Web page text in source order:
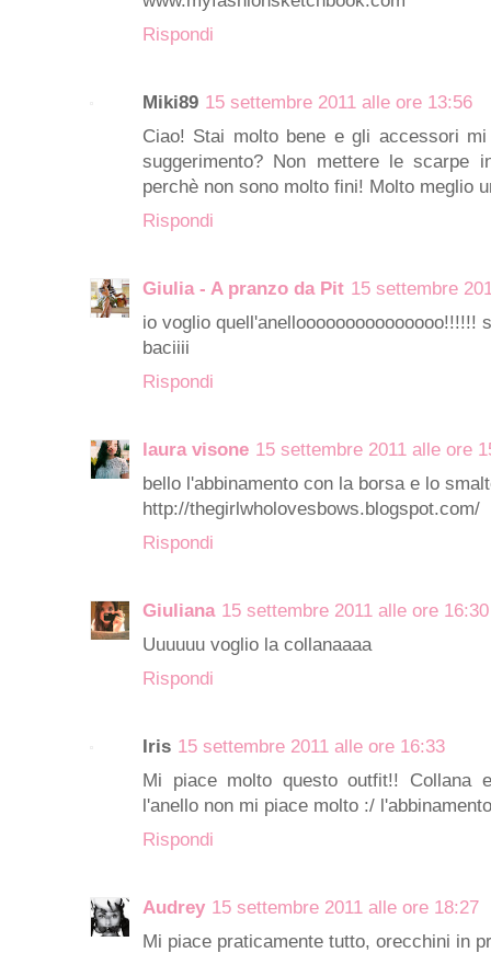
Rispondi
Miki89 15 settembre 2011 alle ore 13:56
Ciao! Stai molto bene e gli accessori
suggerimento? Non mettere le
perchè non sono molto fini! Molto meglio
Rispondi
Giulia - A pranzo da Pit 15 settembre
io voglio quell'anellooooooooooooooo!!!!!!
baciiii
Rispondi
laura visone 15 settembre 2011 alle ore
bello l'abbinamento con la borsa e lo
http://thegirlwholovesbows.blogspot.com/
Rispondi
Giuliana 15 settembre 2011 alle ore 16:30
Uuuuuu voglio la collanaaaa
Rispondi
Iris 15 settembre 2011 alle ore 16:33
Mi piace molto questo outfit!! Collana
l'anello non mi piace molto :/
Rispondi
Audrey 15 settembre 2011 alle ore 18:27
Mi piace praticamente tutto, orecchini in